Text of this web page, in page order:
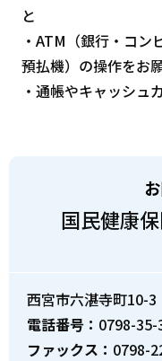
と
・ATM（銀行・コン
預払機）の操作をお
・通帳やキャッシュ
国民健康
西宮市六湛寺町10-
電話番号： 0798-35-
ファックス： 0798-